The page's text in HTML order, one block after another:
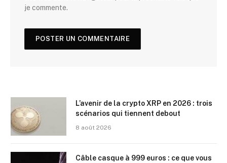
je commente.
L’avenir de la crypto XRP en 2026 : trois
scénarios qui tiennent debout
8 août 2026
Câble casque à 999 euros : ce que vous